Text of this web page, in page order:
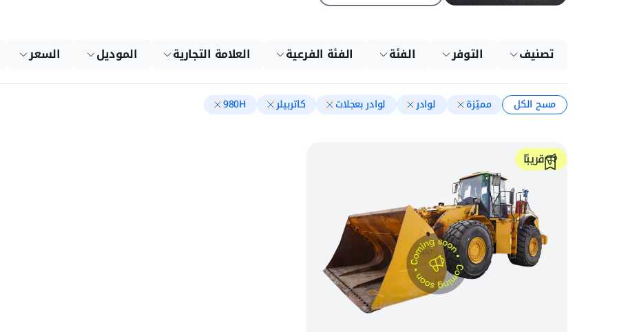
تصنيف التوفر الفئة الفئة الفرعية العلامة التجارية الموديل السعر
مسح الكل مميّزة لوادر لوادر بعجلات كاتربيلر 980H
قريبًا